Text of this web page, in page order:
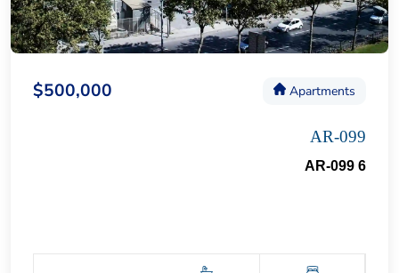
Apartments
$500,000
AR-099
AR-099 6